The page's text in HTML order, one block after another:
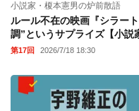
小説家・榎本憲男の炉前散語
ルール不在の映画『シラー
調”というサプライズ【小説
第17回 2026/7/18 18:30